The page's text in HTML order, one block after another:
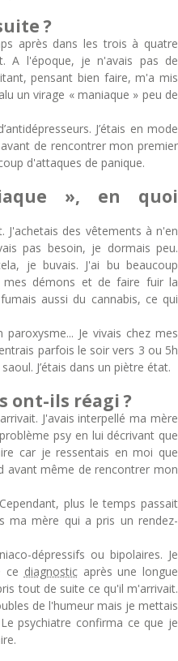
?
après dans les trois à quatre
A l'époque, je n'avais pas de
pensant bien faire, m'a mis
un virage « maniaque » peu de
J’étais en mode
de rencontrer mon premier
d'attaques de panique.
», en quoi
J'achetais des vêtements à n'en
pas besoin, je dormais peu.
je buvais. J'ai bu beaucoup
mes démons et de faire fuir la
aussi du cannabis, ce qui
Je vivais chez mes
parfois le soir vers 3 ou 5h
J’étais dans un piètre état.
ont-ils réagi ?
J'avais interpellé ma mère
psy en lui décrivant que
car je ressentais en moi que
avant même de rencontrer mon
plus le temps passait
ma mère qui a pris un rendez-
dépressifs ou bipolaires. Je
ce diagnosticaprès une longue
tout de suite ce qu'il m'arrivait.
de l'humeur mais je mettais
psychiatre confirma ce que je